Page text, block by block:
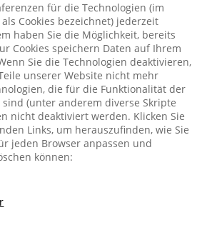
für die Technologien (im
Cookies bezeichnet) jederzeit
haben Sie die Möglichkeit, bereits
Cookies speichern Daten auf Ihrem
Sie die Technologien deaktivieren,
unserer Website nicht mehr
die für die Funktionalität der
(unter anderem diverse Skripte
nicht deaktiviert werden. Klicken Sie
Links, um herauszufinden, wie Sie
jeden Browser anpassen und
können: